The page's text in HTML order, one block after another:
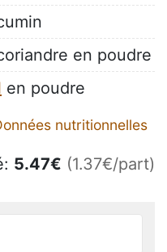
en poudre
en poudre
nutritionnelles
5.47€ (1.37€/part)